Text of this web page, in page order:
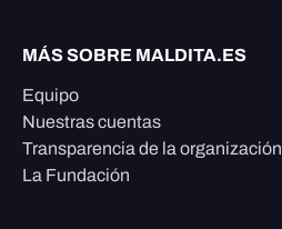
MÁS SOBRE MALDITA.ES
Equipo
Nuestras cuentas
Transparencia de la organización
La Fundación